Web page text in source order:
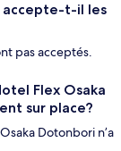
accepte-t-il les
pas acceptés.
Flex Osaka
sur place?
Dotonbori n’a